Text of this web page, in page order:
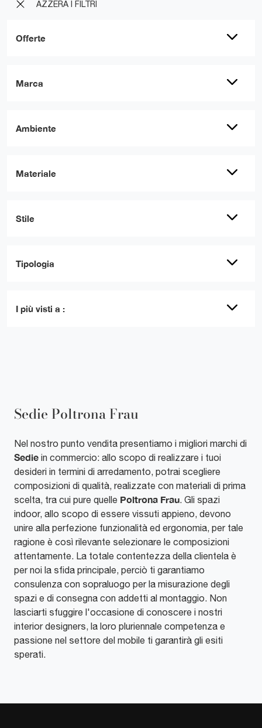
AZZERA I FILTRI
Offerte
Marca
Ambiente
Materiale
Stile
Tipologia
I più visti a :
Sedie Poltrona Frau
Nel nostro punto vendita presentiamo i migliori marchi di
Sedie in commercio: allo scopo di realizzare i tuoi
desideri in termini di arredamento, potrai scegliere
composizioni di qualità, realizzate con materiali di prima
scelta, tra cui pure quelle Poltrona Frau. Gli spazi
indoor, allo scopo di essere vissuti appieno, devono
unire alla perfezione funzionalità ed ergonomia, per tale
ragione è così rilevante selezionare le composizioni
attentamente. La totale contentezza della clientela è
per noi la sfida principale, perciò ti garantiamo
consulenza con sopraluogo per la misurazione degli
spazi e di consegna con addetti al montaggio. Non
lasciarti sfuggire l'occasione di conoscere i nostri
interior designers, la loro pluriennale competenza e
passione nel settore del mobile ti garantirà gli esiti
sperati.